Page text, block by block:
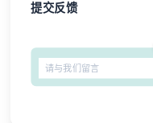
提交反馈